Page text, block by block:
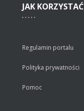
JAK KORZYSTAĆ
Regulamin portalu
Polityka prywatności
Pomoc